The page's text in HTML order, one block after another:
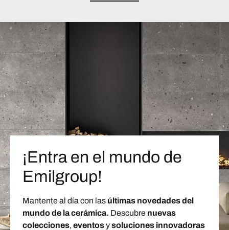
¡Entra en el mundo de
Emilgroup!
Mantente al día con las últimas novedades del
mundo de la cerámica. Descubre nuevas
colecciones, eventosysoluciones innovadoras